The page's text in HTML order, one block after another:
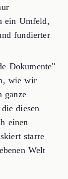
ein Umfeld,
fundierter
Dokumente"
wie wir
ganze
diesen
einen
starre
Welt